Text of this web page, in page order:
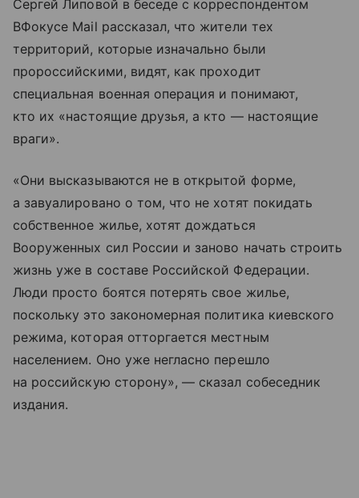
Сергей Липовой в беседе с корреспондентом
ВФокусе Mail рассказал, что жители тех
территорий, которые изначально были
пророссийскими, видят, как проходит
специальная военная операция и понимают,
кто их «настоящие друзья, а кто — настоящие
враги».
«Они высказываются не в открытой форме,
а завуалировано о том, что не хотят покидать
собственное жилье, хотят дождаться
Вооруженных сил России и заново начать строить
жизнь уже в составе Российской Федерации.
Люди просто боятся потерять свое жилье,
поскольку это закономерная политика киевского
режима, которая отторгается местным
населением. Оно уже негласно перешло
на российскую сторону», — сказал собеседник
издания.